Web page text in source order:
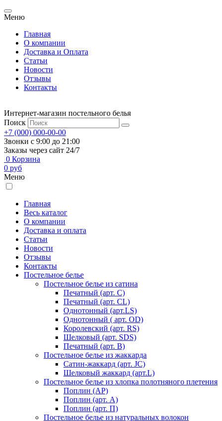
Меню
Главная
О компании
Доставка и Оплата
Статьи
Новости
Отзывы
Контакты
Интернет-магазин постельного белья
Поиск
+7 (000) 000-00-00
Звонки с 9:00 до 21:00
Заказы через сайт 24/7
0 Корзина
0 руб
Меню
Главная
Весь каталог
О компании
Доставка и оплата
Статьи
Новости
Отзывы
Контакты
Постельное белье
Постельное белье из сатина
Печатный (арт. С)
Печатный (арт. СL)
Однотонный (арт.LS)
Однотонный ( арт. OD)
Королевский (арт. RS)
Шелковый (арт. SDS)
Печатный (арт. В)
Постельное белье из жаккарда
Сатин-жаккард (арт. JC)
Шелковый жаккард (арт.L)
Постельное белье из хлопка полотняного плетения
Поплин (AP)
Поплин (арт. А)
Поплин (арт. П)
Постельное белье из натуральных волокон